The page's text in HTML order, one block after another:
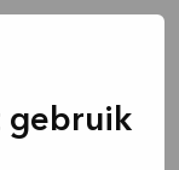
gebruik